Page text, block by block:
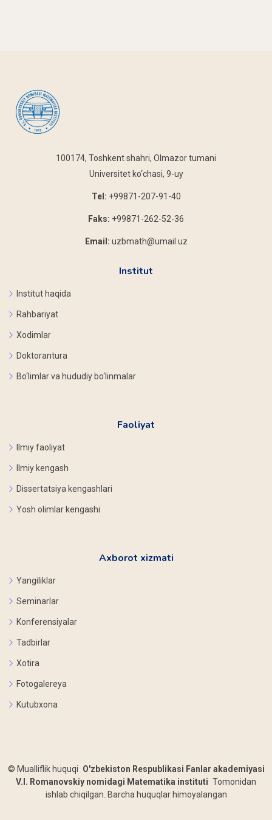
100174, Toshkent shahri, Olmazor tumani
Universitet ko‘chasi, 9-uy
Tel: +99871-207-91-40
Faks: +99871-262-52-36
Email: uzbmath@umail.uz
Institut
Institut haqida
Rahbariyat
Xodimlar
Doktorantura
Bo‘limlar va hududiy bo‘linmalar
Faoliyat
Ilmiy faoliyat
Ilmiy kengash
Dissertatsiya kengashlari
Yosh olimlar kengashi
Axborot xizmati
Yangiliklar
Seminarlar
Konferensiyalar
Tadbirlar
Xotira
Fotogalereya
Kutubxona
© Mualliflik huquqi O'zbekiston Respublikasi Fanlar akademiyasi
V.I. Romanovskiy nomidagi Matematika instituti Tomonidan
ishlab chiqilgan. Barcha huquqlar himoyalangan